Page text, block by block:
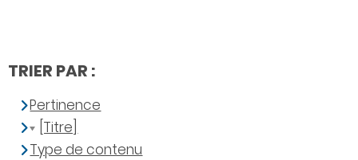
TRIER PAR :
Pertinence
[Titre]
Type de contenu